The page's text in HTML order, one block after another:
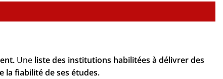
Une liste des institutions habilitées à délivrer des
la fiabilité de ses études.